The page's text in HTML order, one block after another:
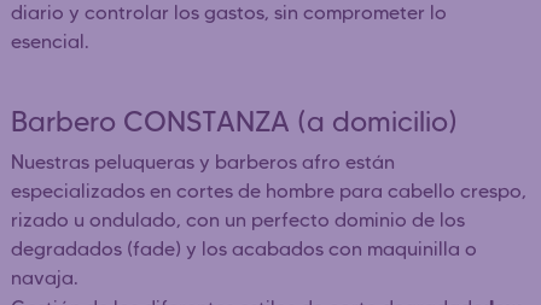
diario y controlar los gastos, sin comprometer lo
esencial.
Barbero CONSTANZA (a domicilio)
Nuestras peluqueras y barberos afro están
especializados en cortes de hombre para cabello crespo,
rizado u ondulado, con un perfecto dominio de los
degradados (fade) y los acabados con maquinilla o
navaja.